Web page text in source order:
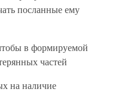
посланные ему
в формируемой
частей
на наличие